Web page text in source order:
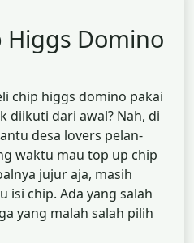
Higgs Domino
chip higgs domino pakai
diikuti dari awal? Nah, di
desa lovers pelan-
waktu mau top up chip
jujur aja, masih
isi chip. Ada yang salah
yang malah salah pilih